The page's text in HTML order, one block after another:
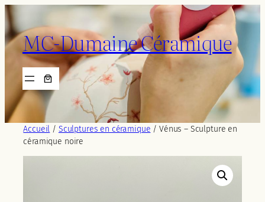
Aller
au
contenuMC-Dumaine Céramique
Accueil / Sculptures en céramique / Vénus – Sculpture en
céramique noire